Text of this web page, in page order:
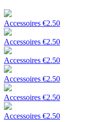
Accessoires €2.50
Accessoires €2.50
Accessoires €2.50
Accessoires €2.50
Accessoires €2.50
Accessoires €2.50